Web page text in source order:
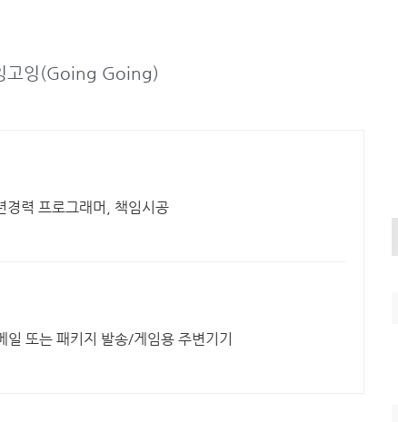
고잉(Going Going)
력 프로그래머, 책임시공
또는 패키지 발송/게임용 주변기기